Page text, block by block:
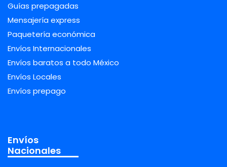
Guías prepagadas
Mensajería express
Paquetería económica
Envíos Internacionales
Envíos baratos a todo México
Envíos Locales
Envíos prepago
Envíos
Nacionales